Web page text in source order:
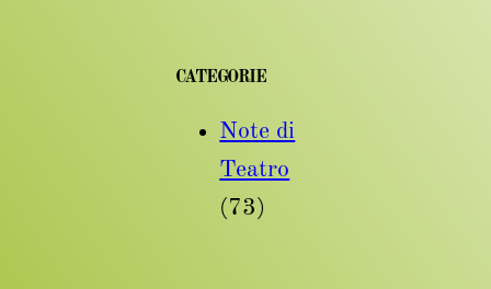
CATEGORIE
Note di
Teatro
(73)